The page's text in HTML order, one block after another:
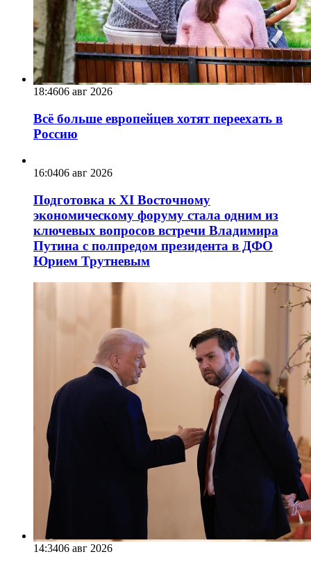
18:4606 авг 2026
Всё больше европейцев хотят переехать в
Россию
16:0406 авг 2026
Подготовка к XI Восточному
экономическому форуму стала одним из
ключевых вопросов встречи Владимира
Путина с полпредом президента в ДФО
Юрием Трутневым
14:3406 авг 2026